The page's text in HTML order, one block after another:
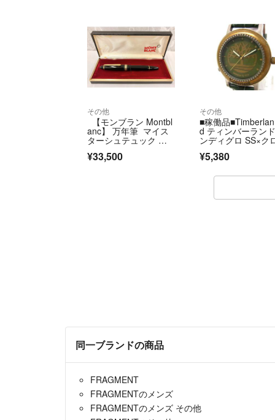
その他
【モンブラン Montbl
anc】 万年筆 マイス
ターシュテュック シ
リーズ ケース付き 1
4K F（細字） 高級筆
¥33,500
その他
■稼働品■Timberlan
d ティンバーラン
ンディグロ SS×ク
ダイル型押しレザ
ー クォーツ 5気圧防
系 DP3069
¥5,380
同一ブランドの商品
FRAGMENT
FRAGMENTのメンズ
FRAGMENTのメンズ その他